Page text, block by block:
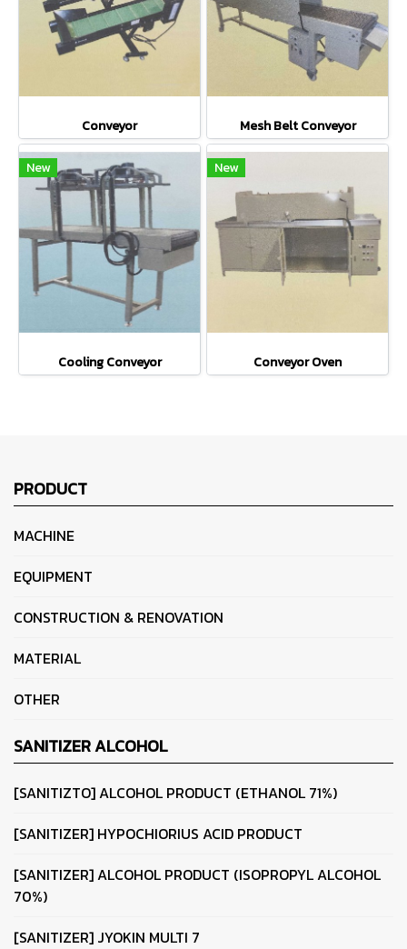
Conveyor Mesh Belt Conveyor
New
Cooling Conveyor
New
Conveyor Oven
PRODUCT
MACHINE
EQUIPMENT
CONSTRUCTION & RENOVATION
MATERIAL
OTHER
SANITIZER ALCOHOL
[SANITIZTO] ALCOHOL PRODUCT (ETHANOL 71%)
[SANITIZER] HYPOCHIORIUS ACID PRODUCT
[SANITIZER] ALCOHOL PRODUCT (ISOPROPYL ALCOHOL
70%)
[SANITIZER] JYOKIN MULTI 7